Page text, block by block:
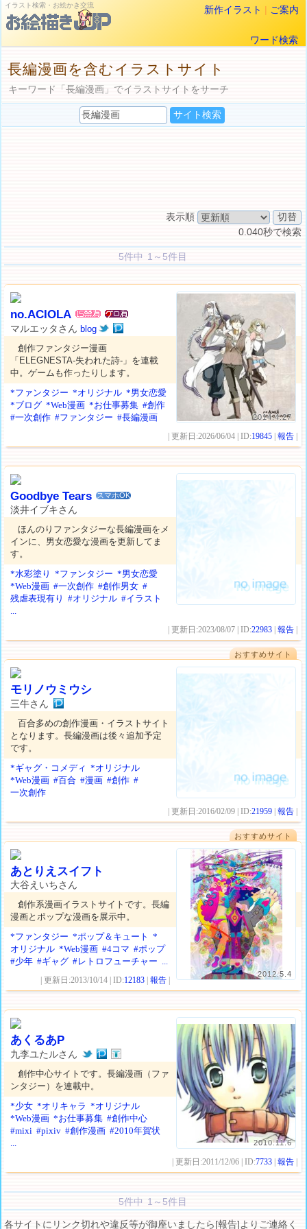
イラスト検索・お絵かき交流 新作イラスト | ご案内
ワード検索
長編漫画を含むイラストサイト
キーワード「長編漫画」でイラストサイトをサーチ
表示順
0.040秒で検索
5件中 1～5件目
2014.4.27
no.ACIOLA
マルエッタさんblog
創作ファンタジー漫画
「ELEGNESTA-失われた詩-」を連載
中。ゲームも作ったりします。
*ファンタジー *オリジナル *男女恋愛
*ブログ *Web漫画 *お仕事募集 #創作
#一次創作 #ファンタジー #長編漫画
| 更新日:2026/06/04 | ID:19845 |報告
Goodbye Tears スマホOK
淡井イブキさん
ほんのりファンタジーな長編漫画をメ
インに、男女恋愛な漫画を更新してま
す。
*水彩塗り
*ファンタジー *男女恋愛
*Web漫画 #一次創作 #創作男女 #
残虐表現有り
#オリジナル #イラスト
...
| 更新日:2023/08/07 | ID:22983 |報告
おすすめサイト
モリノウミウシ
三牛さん
百合多めの創作漫画・イラストサイト
となります。長編漫画は後々追加予定
です。
*ギャグ・コメディ *オリジナル
*Web漫画 #百合 #漫画 #創作 #
一次創作
| 更新日:2016/02/09 | ID:21959 |報告
おすすめサイト
2012.5.4
あとりえスイフト
大谷えいちさん
創作系漫画イラストサイトです。長編
漫画とポップな漫画を展示中。
*ファンタジー *ポップ＆キュート
*
オリジナル *Web漫画 #4コマ #ポップ
#少年 #ギャグ #レトロフューチャー ...
| 更新日:2013/10/14 | ID:12183 |報告
2010.11.6
あくるあP
九李ユたルさん
創作中心サイトです。長編漫画（ファ
ンタジー）を連載中。
*少女 *オリキャラ *オリジナル
*Web漫画 *お仕事募集 #創作中心
#mixi #pixiv #創作漫画 #2010年賀状
...
| 更新日:2011/12/06 | ID:7733 |報告
5件中 1～5件目
各サイトにリンク切れや違反等が御座いましたら[報告]よりご連絡く